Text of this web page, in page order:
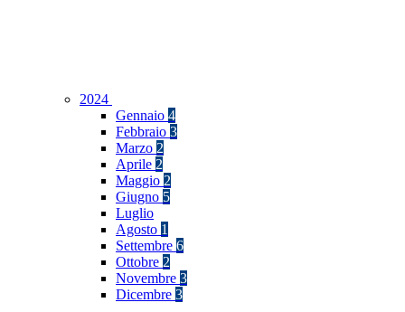
2024
Gennaio 4
Febbraio 3
Marzo 2
Aprile 2
Maggio 2
Giugno 5
Luglio
Agosto 1
Settembre 6
Ottobre 2
Novembre 3
Dicembre 3